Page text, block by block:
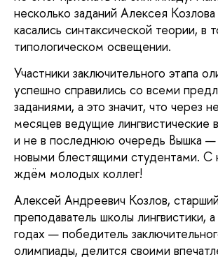
несколько заданий Алексея
касались синтаксической теории, в
типологическом освещении.
Участники заключительного этапа
успешно справились со всеми
заданиями, а это значит, что через
месяцев ведущие лингвистические
и не в последнюю очередь Вышка —
новыми блестящими студентами. С
ждём молодых коллег!
Алексей Андреевич Козлов, старший
преподаватель школы лингвистики,
годах — победитель
олимпиады, делится своими